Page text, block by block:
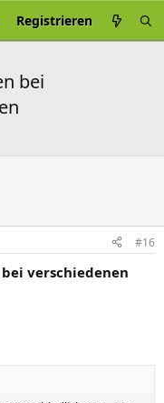
Registrieren
bei
#16
verschiedenen